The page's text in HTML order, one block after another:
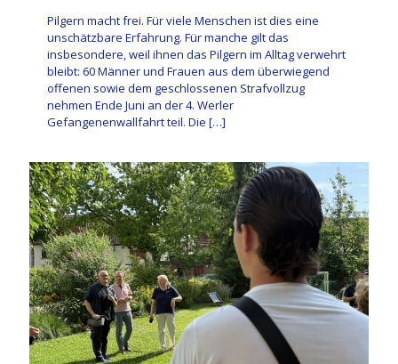
Pilgern macht frei. Für viele Menschen ist dies eine
unschätzbare Erfahrung. Für manche gilt das
insbesondere, weil ihnen das Pilgern im Alltag verwehrt
bleibt: 60 Männer und Frauen aus dem überwiegend
offenen sowie dem geschlossenen Strafvollzug
nehmen Ende Juni an der 4. Werler
Gefangenenwallfahrt teil. Die […]